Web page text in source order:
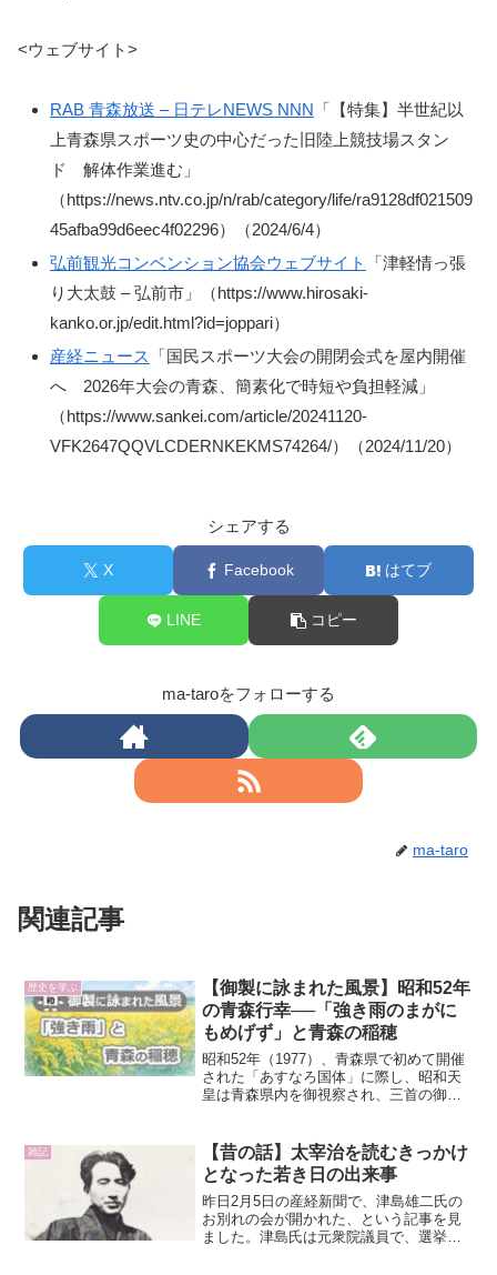
<ウェブサイト>
RAB 青森放送 – 日テレNEWS NNN 「【特集】半世紀以
上青森県スポーツ史の中心だった旧陸上競技場スタン
ド 解体作業進む」
（https://news.ntv.co.jp/n/rab/category/life/ra9128df021509
45afba99d6eec4f02296）（2024/6/4）
弘前観光コンベンション協会ウェブサイト
「津軽情っ張
り大太鼓 – 弘前市」（https://www.hirosaki-
kanko.or.jp/edit.html?id=joppari）
産経ニュース
「国民スポーツ大会の開閉会式を屋内開催
へ 2026年大会の青森、簡素化で時短や負担軽減」
（https://www.sankei.com/article/20241120-
VFK2647QQVLCDERNKEKMS74264/）（2024/11/20）
シェアする
X Facebook はてブ
LINE コピー
ma-taroをフォローする
ma-taro
関連記事
歴史を学ぶ
【御製に詠まれた風景】昭和52年
の青森行幸──「強き雨のまがに
もめげず」と青森の稲穂
昭和52年（1977）、青森県で初めて開催
された「あすなろ国体」に際し、昭和天
皇は青森県内を御視察され、三首の御製
んだ御製、弘前のりんごの実りを詠んだ
御製については、す...
雑記
【昔の話】太宰治を読むきっかけ
となった若き日の出来事
昨日2月5日の産経新聞で、津島雄二氏の
お別れの会が開かれた、という記事を見
ました。津島氏は元衆院議員で、選挙区